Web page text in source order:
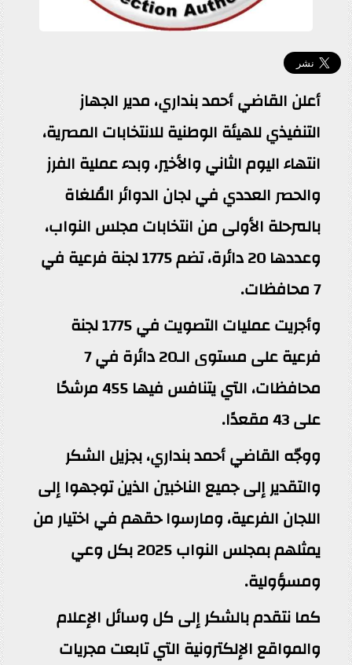
أعلن القاضي أحمد بنداري، مدير الجهاز
التنفيذي للهيئة الوطنية للانتخابات المصرية،
انتهاء اليوم الثاني والأخير، وبدء عملية الفرز
والحصر العددي في لجان الدوائر المُلغاة
بالمرحلة الأولى من انتخابات مجلس النواب،
وعددها 20 دائرة، تضم 1775 لجنة فرعية في
7 محافظات.
وأجريت عمليات التصويت في 1775 لجنة
فرعية على مستوى الـ20 دائرة في 7
محافظات، التي يتنافس فيها 455 مرشحًا
على 43 مقعدًا.
ووجّه القاضي أحمد بنداري، بجزيل الشكر
والتقدير إلى جميع الناخبين الذين توجهوا إلى
اللجان الفرعية، ومارسوا حقهم في اختيار من
يمثلهم بمجلس النواب 2025 بكل وعي
ومسؤولية.
كما نتقدم بالشكر إلى كل وسائل الإعلام
والمواقع الإلكترونية التي تابعت مجريات